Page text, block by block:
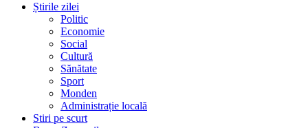
Știrile zilei
Politic
Economie
Social
Cultură
Sănătate
Sport
Monden
Administrație locală
Stiri pe scurt